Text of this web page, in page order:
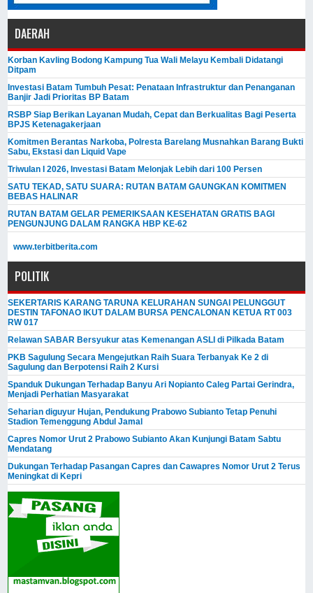
DAERAH
Korban Kavling Bodong Kampung Tua Wali Melayu Kembali Didatangi
Ditpam
Investasi Batam Tumbuh Pesat: Penataan Infrastruktur dan Penanganan
Banjir Jadi Prioritas BP Batam
RSBP Siap Berikan Layanan Mudah, Cepat dan Berkualitas Bagi Peserta
BPJS Ketenagakerjaan
Komitmen Berantas Narkoba, Polresta Barelang Musnahkan Barang Bukti
Sabu, Ekstasi dan Liquid Vape
Triwulan I 2026, Investasi Batam Melonjak Lebih dari 100 Persen
SATU TEKAD, SATU SUARA: RUTAN BATAM GAUNGKAN KOMITMEN
BEBAS HALINAR
RUTAN BATAM GELAR PEMERIKSAAN KESEHATAN GRATIS BAGI
PENGUNJUNG DALAM RANGKA HBP KE-62
www.terbitberita.com
POLITIK
SEKERTARIS KARANG TARUNA KELURAHAN SUNGAI PELUNGGUT
DESTIN TAFONAO IKUT DALAM BURSA PENCALONAN KETUA RT 003
RW 017
Relawan SABAR Bersyukur atas Kemenangan ASLI di Pilkada Batam
PKB Sagulung Secara Mengejutkan Raih Suara Terbanyak Ke 2 di
Sagulung dan Berpotensi Raih 2 Kursi
Spanduk Dukungan Terhadap Banyu Ari Nopianto Caleg Partai Gerindra,
Menjadi Perhatian Masyarakat
Seharian diguyur Hujan, Pendukung Prabowo Subianto Tetap Penuhi
Stadion Temenggung Abdul Jamal
Capres Nomor Urut 2 Prabowo Subianto Akan Kunjungi Batam Sabtu
Mendatang
Dukungan Terhadap Pasangan Capres dan Cawapres Nomor Urut 2 Terus
Meningkat di Kepri